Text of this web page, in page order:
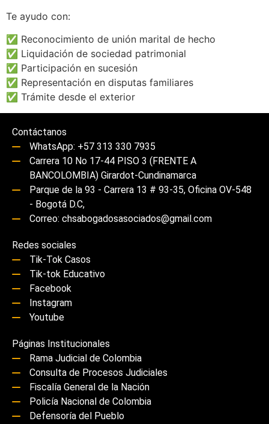
Te ayudo con:
✅ Reconocimiento de unión marital de hecho
✅ Liquidación de sociedad patrimonial
✅ Participación en sucesión
✅ Representación en disputas familiares
✅ Trámite desde el exterior
Contáctanos
WhatsApp: +57 313 330 7935
Carrera 10 No 17-44 PISO 3 (FRENTE A
BANCOLOMBIA) Girardot-Cundinamarca
Parque de la 93 - Carrera 13 # 93-35, Oficina OV-548
- Bogotá D.C,
Correo: chsabogadosasociados@gmail.com
Redes sociales
Tik-Tok Casos
Tik-tok Educativo
Facebook
Instagram
Youtube
Páginas Institucionales
Rama Judicial de Colombia
Consulta de Procesos Judiciales
Fiscalía General de la Nación
Policía Nacional de Colombia
Defensoría del Pueblo